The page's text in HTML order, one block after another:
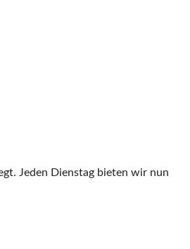
Jeden Dienstag bieten wir nun